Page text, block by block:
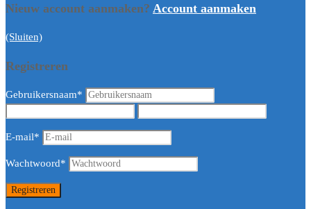
Nieuw account aanmaken? Account aanmaken
(Sluiten)
Registreren
Gebruikersnaam*
E-mail*
Wachtwoord*